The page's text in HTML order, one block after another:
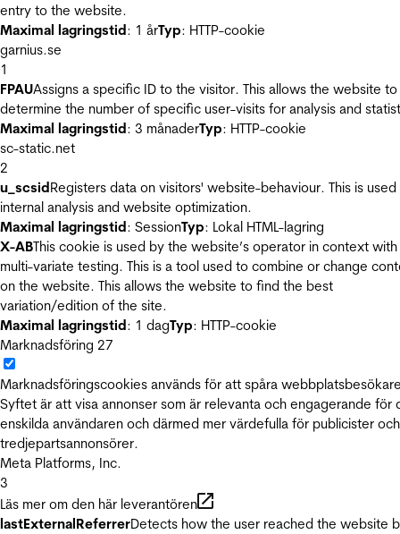
entry to the website.
Maximal lagringstid: 1 årTyp: HTTP-cookie
garnius.se
1
FPAUAssigns a specific ID to the visitor. This allows the website to
determine the number of specific user-visits for analysis and
Maximal lagringstid: 3 månaderTyp: HTTP-cookie
sc-static.net
2
u_scsidRegisters data on visitors' website-behaviour. This is
internal analysis and website optimization.
Maximal lagringstid: SessionTyp: Lokal HTML-lagring
X-ABThis cookie is used by the website’s operator in context with
multi-variate testing. This is a tool used to combine or change
on the website. This allows the website to find the best
variation/edition of the site.
Maximal lagringstid: 1 dagTyp: HTTP-cookie
Marknadsföring 27
Marknadsföringscookies används för att spåra
Syftet är att visa annonser som är relevanta och engagerande för
enskilda användaren och därmed mer värdefulla för publicister och
tredjepartsannonsörer.
Meta Platforms, Inc.
3
Läs mer om den här leverantören
lastExternalReferrerDetects how the user reached the website